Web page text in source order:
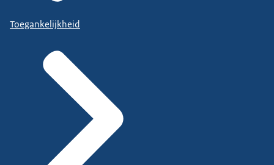
Toegankelijkheid